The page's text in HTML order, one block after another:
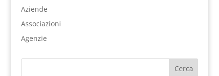
Aziende
Associazioni
Agenzie